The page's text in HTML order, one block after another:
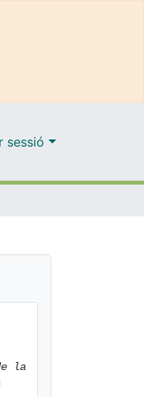
sessió
la